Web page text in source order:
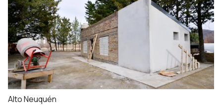
Alto Neuquén